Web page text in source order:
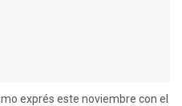
exprés este noviembre con el